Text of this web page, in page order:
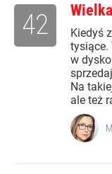
Kiedyś
tysiące.
w
Na
ale też
42